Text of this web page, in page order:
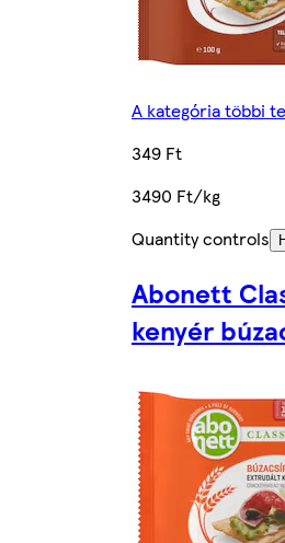
A kategória többi
349 Ft
3490 Ft/kg
Quantity controls
Abonett
kenyér